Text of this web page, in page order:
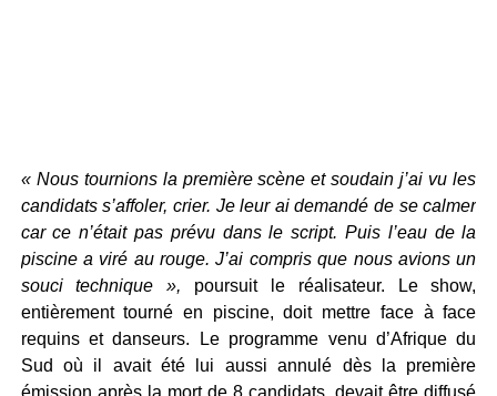
« Nous tournions la première scène et soudain j’ai vu les
candidats s’affoler, crier. Je leur ai demandé de se calmer
car ce n’était pas prévu dans le script. Puis l’eau de la
piscine a viré au rouge. J’ai compris que nous avions un
souci technique », poursuit le réalisateur. Le show,
entièrement tourné en piscine, doit mettre face à face
requins et danseurs. Le programme venu d’Afrique du
Sud où il avait été lui aussi annulé dès la première
émission après la mort de 8 candidats, devait être diffusé